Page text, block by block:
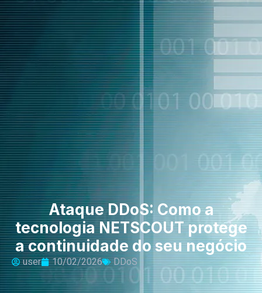
Ataque DDoS: Como a
tecnologia NETSCOUT protege
a continuidade do seu negócio
user 10/02/2026 DDoS